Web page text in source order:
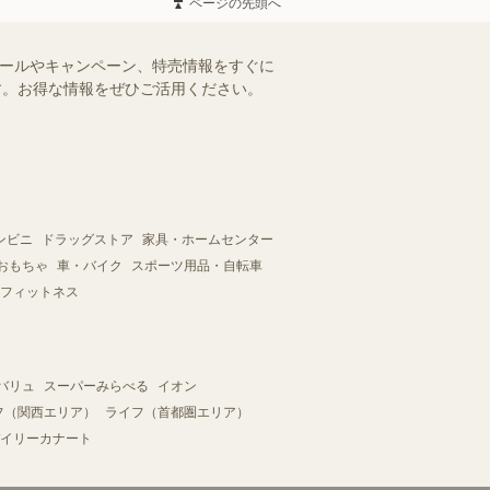
ページの先頭へ
ルやキャンペーン、特売情報をすぐに
お得な情報をぜひご活用ください。
ビニ ドラッグストア
家具・ホームセンター
もちゃ
車・バイク
スポーツ用品・自転車
ィットネス
リュ スーパーみらべる
イオン
関西エリア）
ライフ（首都圏エリア）
リーカナート